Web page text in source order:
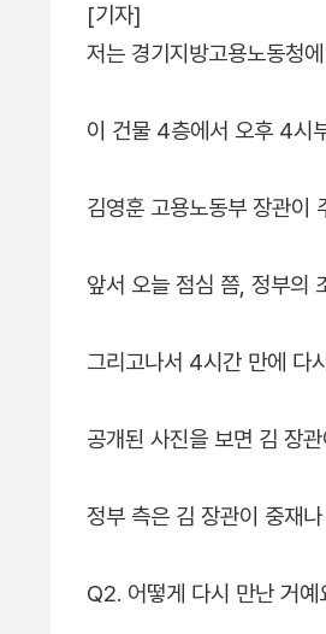
[기자]
저는 경기지방고용노동청
이 건물 4층에서 오후 4시
김영훈 고용노동부 장관이
앞서 오늘 점심 쯤, 정부의
그리고나서 4시간 만에 다
공개된 사진을 보면 김 장
정부 측은 김 장관이 중재
Q2. 어떻게 다시 만난 거예